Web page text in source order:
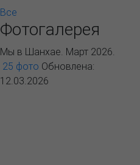
Все
Фотогалерея
Мы в Шанхае. Март 2026.
25 фото Обновлена:
12.03.2026